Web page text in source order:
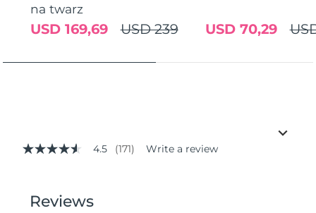
na twarz
USD 239
USD 169,69 USD 70,29
4.5
stars,
average
4.5 (171) Write a review